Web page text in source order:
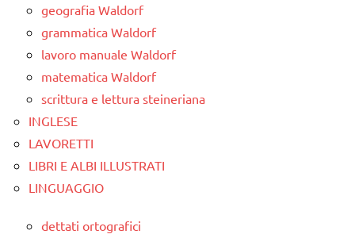
geografia Waldorf
grammatica Waldorf
lavoro manuale Waldorf
matematica Waldorf
scrittura e lettura steineriana
INGLESE
LAVORETTI
LIBRI E ALBI ILLUSTRATI
LINGUAGGIO
dettati ortografici